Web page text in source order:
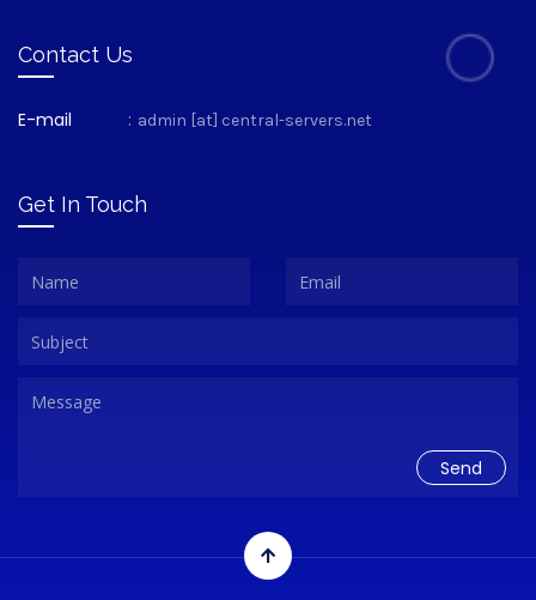
Contact Us
E-mail : admin [at] central-servers.net
Get In Touch